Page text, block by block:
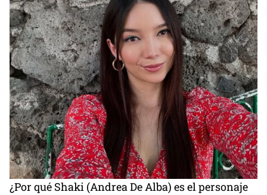
¿Por qué Shaki (Andrea De Alba) es el personaje